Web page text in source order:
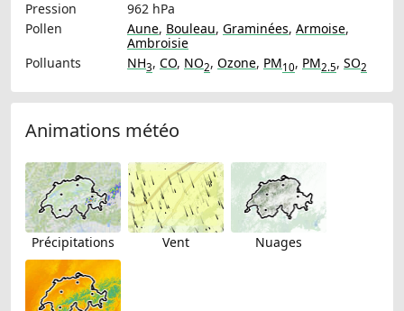
Pression
962 hPa
Pollen
Aune, Bouleau, Graminées, Armoise,
Ambroisie
Polluants
NH3, CO, NO2, Ozone, PM10, PM2.5, SO2
Animations météo
Précipitations Vent Nuages